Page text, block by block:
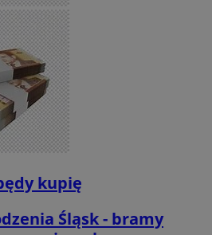
kupię
Śląsk - bramy